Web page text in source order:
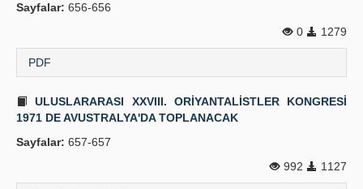
Sayfalar: 656-656
0
1279
PDF
ULUSLARARASI XXVIII. ORİYANTALİSTLER KONGRESİ
1971 DE AVUSTRALYA'DA TOPLANACAK
Sayfalar: 657-657
992
1127